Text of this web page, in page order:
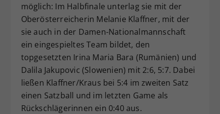
möglich: Im Halbfinale unterlag sie mit der
Oberösterreicherin Melanie Klaffner, mit der
sie auch in der Damen-Nationalmannschaft
ein eingespieltes Team bildet, den
topgesetzten Irina Maria Bara (Rumänien) und
Dalila Jakupovic (Slowenien) mit 2:6, 5:7. Dabei
ließen Klaffner/Kraus bei 5:4 im zweiten Satz
einen Satzball und im letzten Game als
Rückschlägerinnen ein 0:40 aus.